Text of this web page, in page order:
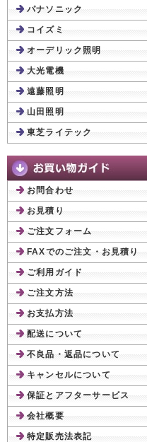
パナソニック
コイズミ
オーデリック照明
大光電機
遠藤照明
山田照明
東芝ライテック
お問合わせ
お見積り
ご注文フォーム
FAXでのご注文・お見積り
ご利用ガイド
ご注文方法
お支払方法
配送について
不良品・返品について
キャンセルについて
保証とアフターサービス
会社概要
特定販売法表記